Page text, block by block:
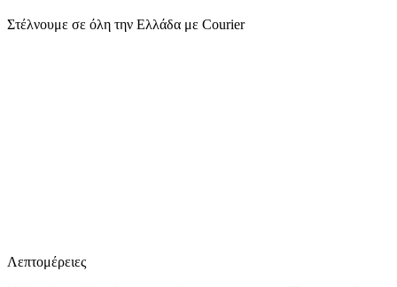
Στέλνουμε σε όλη την Ελλάδα με Courier
Λεπτομέρειες